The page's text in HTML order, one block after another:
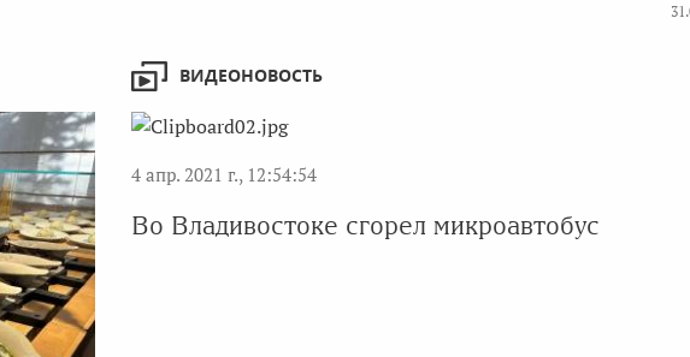
ВИДЕОНОВОСТЬ
4 апр. 2021 г., 12:54:54
Во Владивостоке сгорел микроавтобус